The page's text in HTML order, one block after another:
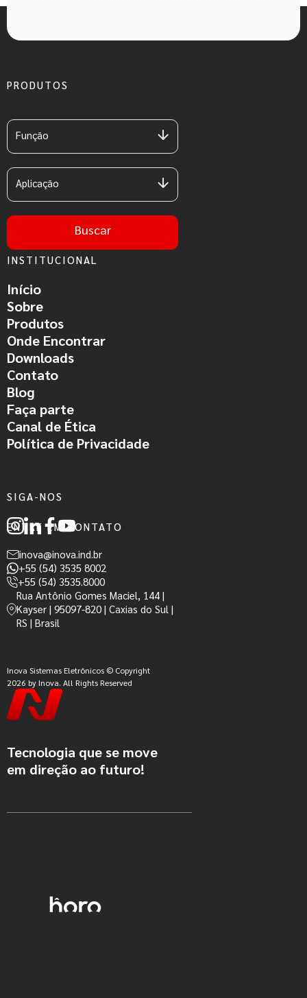
Tecnologia que se move
em direção ao futuro!
ENTRE EM CONTATO
inova@inova.ind.br
+55 (54) 3535 8002
+55 (54) 3535.8000
Rua Antônio Gomes Maciel, 144 |
Kayser | 95097-820 | Caxias do Sul |
RS | Brasil
Inova Sistemas Eletrônicos © Copyright
2026 by Inova. All Rights Reserved
INSTITUCIONAL
Início
Sobre
Produtos
Onde Encontrar
Downloads
Contato
Blog
Faça parte
Canal de Ética
Política de Privacidade
SIGA-NOS
PRODUTOS
Função
Aplicação
Buscar